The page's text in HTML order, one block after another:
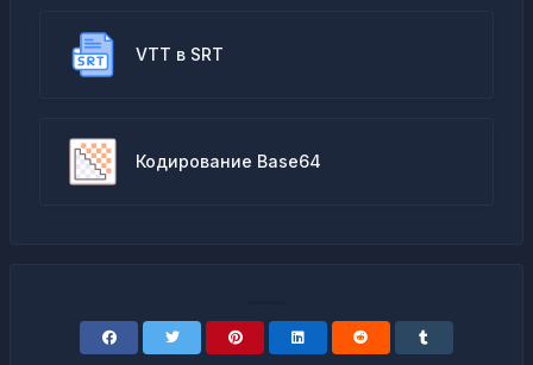
VTT в SRT
Кодирование Base64